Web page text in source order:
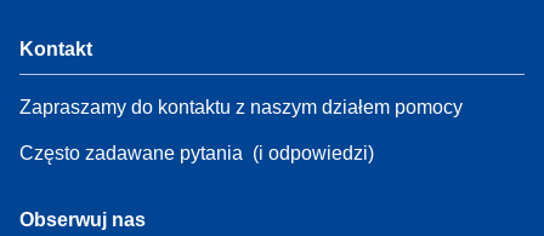
Kontakt
Zapraszamy do kontaktu z naszym działem pomocy
Często zadawane pytania (i odpowiedzi)
Obserwuj nas